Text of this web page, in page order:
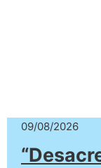
09/08/2026